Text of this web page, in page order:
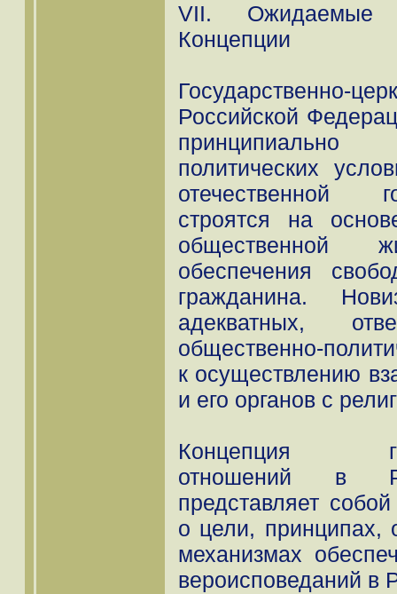
VII. Ожидаемые
Концепции
Государственно-
Российской
принципиально
политических
отечественной
строятся на
общественной
обеспечения
гражданина.
адекватных,
общественно-
к осуществлению
и его органов с
Концепция
отношений в
представляет
о цели, принципах,
механизмах
вероисповеданий в